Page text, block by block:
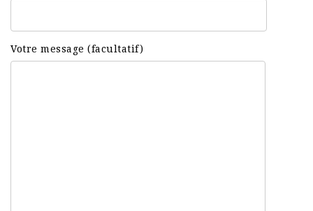
Votre message (facultatif)